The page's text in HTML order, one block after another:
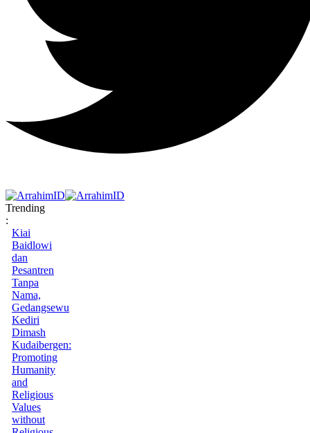
Trending
:
Kiai
Baidlowi
dan
Pesantren
Tanpa
Nama,
Gedangsewu
Kediri
Dimash
Kudaibergen:
Promoting
Humanity
and
Religious
Values
without